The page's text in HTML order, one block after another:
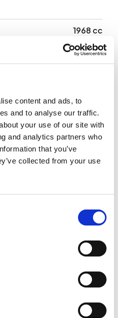
content and ads, to
and to analyse our traffic.
your use of our site with
and analytics partners who
that you’ve
collected from your use
1968 cc
140 CV